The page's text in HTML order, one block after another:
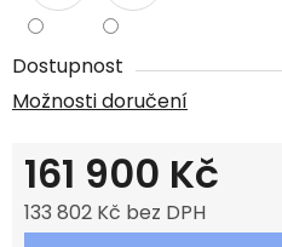
Dostupnost
Možnosti doručení
161 900 Kč
133 802 Kč bez DPH